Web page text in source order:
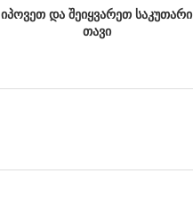
იპოვეთ და შეიყვარეთ საკუთარი
თავი